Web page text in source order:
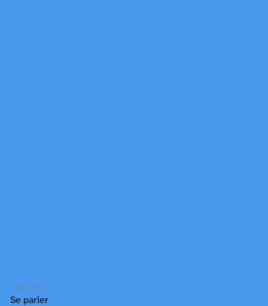
3/5/2025
Se parler